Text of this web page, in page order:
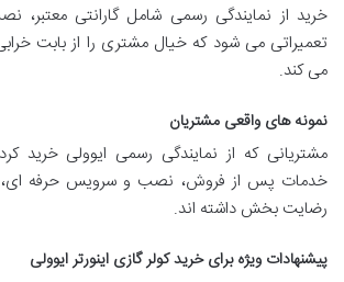
خرید از نمایندگی رسمی شامل گارانتی معتبر،
تعمیراتی می شود که خیال مشتری را از بابت
می کند.
نمونه های واقعی مشتریان
مشتریانی که از نمایندگی رسمی ایوولی خرید
خدمات پس از فروش، نصب و سرویس حرفه ای،
رضایت بخش داشته اند.
پیشنهادات ویژه برای خرید کولر گازی اینورتر ایوولی